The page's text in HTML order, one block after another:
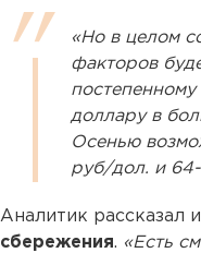
«Но в целом
факторов
доллару в
Осенью
руб/дол. и 64-
Аналитик рассказал
сбережения. «Есть